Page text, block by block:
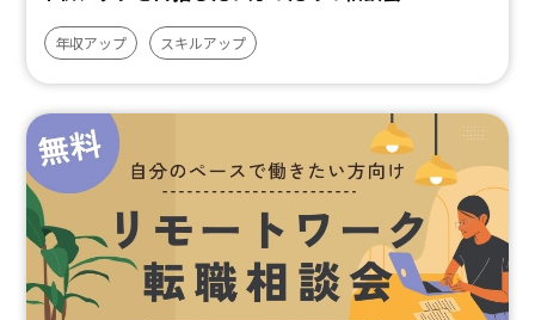
年収アップ スキルアップ